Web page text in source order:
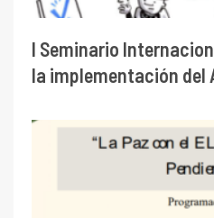
I Seminario
la implementación del